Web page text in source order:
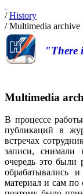
/History
/Multimedia archive
"There
Multimedia
В процессе
публикаций в
встречах
записи, снимали
очередь это были
обрабатывались
материал и сам по